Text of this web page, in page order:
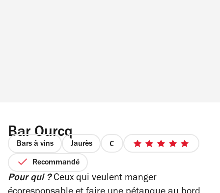
Bar Ourcq
Bars à vins Jaurès
prix
sur
5
Recommandé
Pour qui ?Ceux qui veulent manger